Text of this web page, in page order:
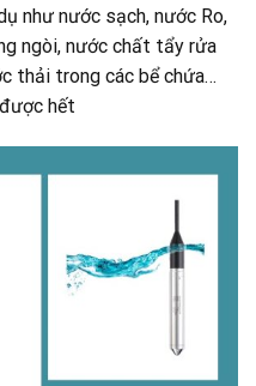
như nước sạch, nước Ro,
ngòi, nước chất tẩy rửa
thải trong các bể chứa…
hết